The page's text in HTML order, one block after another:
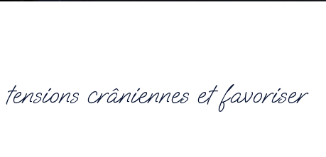
crâniennes et favoriser